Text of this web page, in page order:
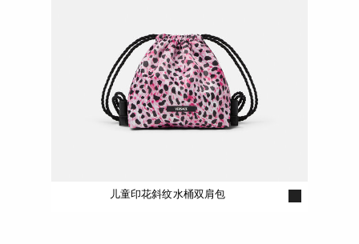
儿童印花斜纹水桶双肩包